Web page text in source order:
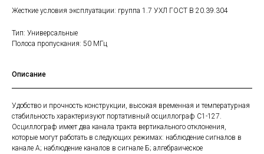
Жесткие условия эксплуатации: группа 1.7 УХЛ ГОСТ В 20.39.304
Тип: Универсальные
Полоса пропускания: 50 МГц
Описание
Удобство и прочность конструкции, высокая временная и температурная
стабильность характеризуют портативный осциллограф С1-127.
Осциллограф имеет два канала тракта вертикального отклонения,
которые могут работать в следующих режимах: наблюдение сигналов в
канале А; наблюдение каналов в сигнале Б; алгебраическое